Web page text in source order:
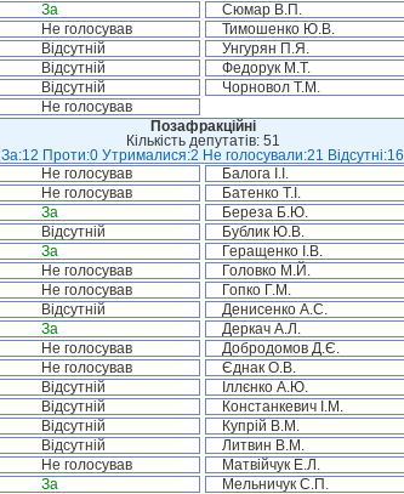
За Сюмар В.П.
Не голосував Тимошенко Ю.В.
Відсутній Унгурян П.Я.
Відсутній Федорук М.Т.
Відсутній Чорновол Т.М.
Не голосував
Позафракційні
Кількість депутатів: 51
За:12 Проти:0 Утрималися:2 Не голосували:21 Відсутні:16
Не голосував Балога І.І.
Не голосував Батенко Т.І.
За Береза Б.Ю.
Відсутній Бублик Ю.В.
За Геращенко І.В.
Не голосував Головко М.Й.
Не голосував Гопко Г.М.
Відсутній Денисенко А.С.
За Деркач А.Л.
Не голосував Добродомов Д.Є.
Не голосував Єднак О.В.
Відсутній Іллєнко А.Ю.
Відсутній Констанкевич І.М.
Відсутній Купрій В.М.
Відсутній Литвин В.М.
Не голосував Матвійчук Е.Л.
За Мельничук С.П.